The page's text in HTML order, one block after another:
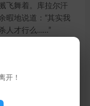
开！
飞舞着。库拉尔汗
暇地说道：“其实我
人才行么……”
方晴晴问道：“我脑
些只是招数，当然
弥补过来！”